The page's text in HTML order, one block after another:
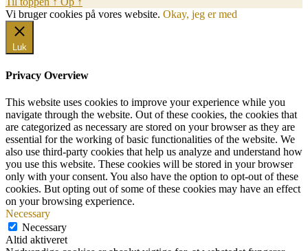
Vi bruger cookies på vores website. Okay, jeg er med
Luk
Privacy Overview
This website uses cookies to improve your experience while you
navigate through the website. Out of these cookies, the cookies that
are categorized as necessary are stored on your browser as they are
essential for the working of basic functionalities of the website. We
also use third-party cookies that help us analyze and understand how
you use this website. These cookies will be stored in your browser
only with your consent. You also have the option to opt-out of these
cookies. But opting out of some of these cookies may have an effect
on your browsing experience.
Necessary
Necessary
Altid aktiveret